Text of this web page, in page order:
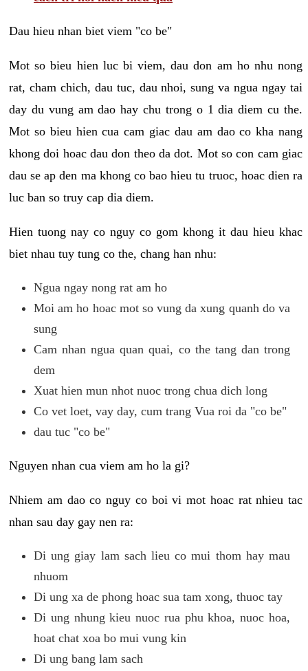
Dau hieu nhan biet viem "co be"
Mot so bieu hien luc bi viem, dau don am ho nhu nong
rat, cham chich, dau tuc, dau nhoi, sung va ngua ngay tai
day du vung am dao hay chu trong o 1 dia diem cu the.
Mot so bieu hien cua cam giac dau am dao co kha nang
khong doi hoac dau don theo da dot. Mot so con cam giac
dau se ap den ma khong co bao hieu tu truoc, hoac dien ra
luc ban so truy cap dia diem.
Hien tuong nay co nguy co gom khong it dau hieu khac
biet nhau tuy tung co the, chang han nhu:
Ngua ngay nong rat am ho
Moi am ho hoac mot so vung da xung quanh do va
sung
Cam nhan ngua quan quai, co the tang dan trong
dem
Xuat hien mun nhot nuoc trong chua dich long
Co vet loet, vay day, cum trang Vua roi da "co be"
dau tuc "co be"
Nguyen nhan cua viem am ho la gi?
Nhiem am dao co nguy co boi vi mot hoac rat nhieu tac
nhan sau day gay nen ra:
Di ung giay lam sach lieu co mui thom hay mau
nhuom
Di ung xa de phong hoac sua tam xong, thuoc tay
Di ung nhung kieu nuoc rua phu khoa, nuoc hoa,
hoat chat xoa bo mui vung kin
Di ung bang lam sach